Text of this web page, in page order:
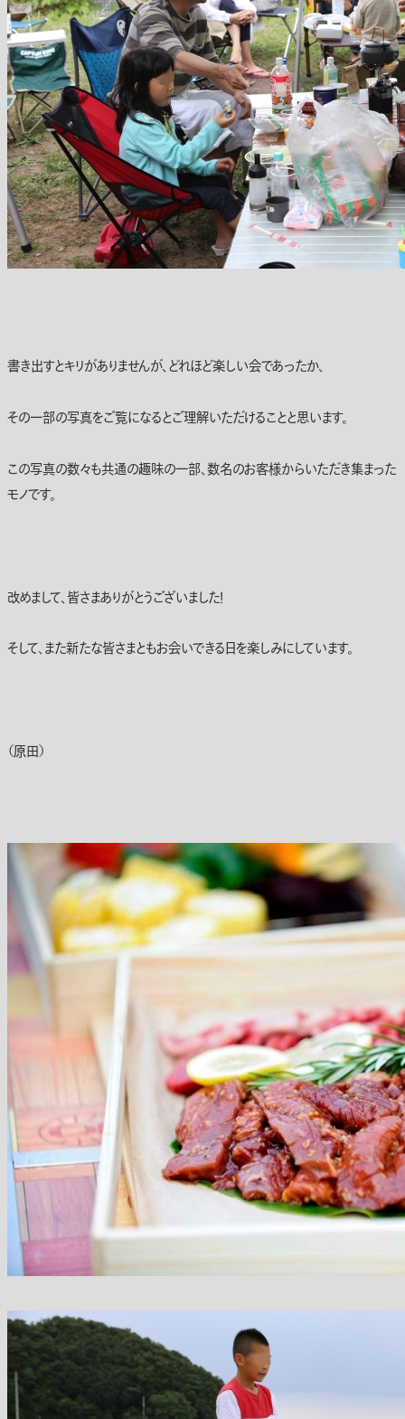
書き出すとキリがありませんが、どれほど楽しい会であったか、
その一部の写真をご覧になるとご理解いただけることと思います。
この写真の数々も共通の趣味の一部、数名のお客様からいただき集まった
モノです。
改めまして、皆さまありがとうございました！
そして、また新たな皆さまともお会いできる日を楽しみにしています。
（原田）